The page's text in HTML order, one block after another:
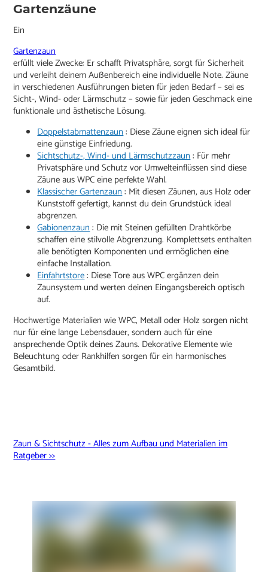
Gartenzäune
Ein
Gartenzaun
erfüllt viele Zwecke: Er schafft Privatsphäre, sorgt für Sicherheit
und verleiht deinem Außenbereich eine individuelle Note. Zäune
in verschiedenen Ausführungen bieten für jeden Bedarf – sei es
Sicht-, Wind- oder Lärmschutz – sowie für jeden Geschmack eine
funktionale und ästhetische Lösung.
Doppelstabmattenzaun: Diese Zäune eignen sich ideal für
eine günstige Einfriedung.
Sichtschutz-, Wind- und Lärmschutzzaun: Für mehr
Privatsphäre und Schutz vor Umwelteinflüssen sind diese
Zäune aus WPC eine perfekte Wahl.
Klassischer Gartenzaun: Mit diesen Zäunen, aus Holz oder
Kunststoff gefertigt, kannst du dein Grundstück ideal
abgrenzen.
Gabionenzaun: Die mit Steinen gefüllten Drahtkörbe
schaffen eine stilvolle Abgrenzung. Komplettsets enthalten
alle benötigten Komponenten und ermöglichen eine
einfache Installation.
Einfahrtstore: Diese Tore aus WPC ergänzen dein
Zaunsystem und werten deinen Eingangsbereich optisch
auf.
Hochwertige Materialien wie WPC, Metall oder Holz sorgen nicht
nur für eine lange Lebensdauer, sondern auch für eine
ansprechende Optik deines Zauns. Dekorative Elemente wie
Beleuchtung oder Rankhilfen sorgen für ein harmonisches
Gesamtbild.
Zaun & Sichtschutz - Alles zum Aufbau und Materialien im
Ratgeber >>